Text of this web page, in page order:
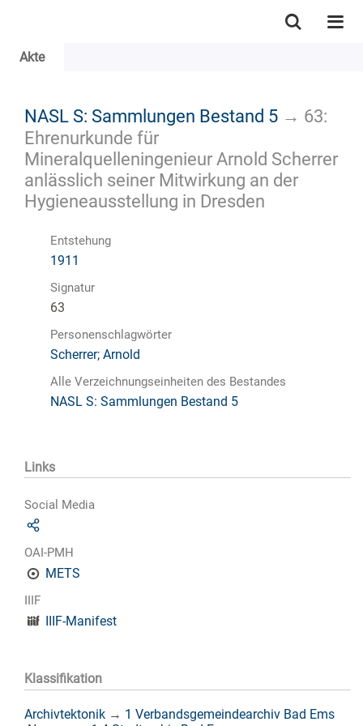
Akte
NASL S: Sammlungen Bestand 5 → 63:
Ehrenurkunde für
Mineralquelleningenieur Arnold Scherrer
anlässlich seiner Mitwirkung an der
Hygieneausstellung in Dresden
Entstehung
1911
Signatur
63
Personenschlagwörter
Scherrer; Arnold
Alle Verzeichnungseinheiten des Bestandes
NASL S: Sammlungen Bestand 5
Links
Social Media
OAI-PMH
METS
IIIF
IIIF-Manifest
Klassifikation
Archivtektonik → 1 Verbandsgemeindearchiv Bad Ems